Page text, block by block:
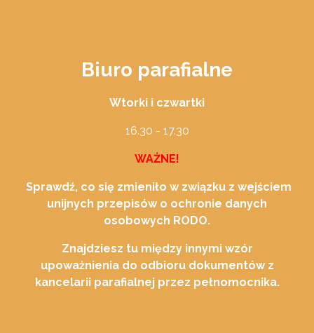
Biuro parafialne
Wtorki i czwartki
16.30 - 17.30
WAŻNE!
Sprawdź, co się zmieniło w związku z wejściem
unijnych przepisów o ochronie danych
osobowych RODO.
Znajdziesz tu między innymi wzór
upoważnienia do odbioru dokumentów z
kancelarii parafialnej przez pełnomocnika.